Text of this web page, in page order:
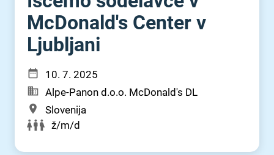
McDonald's Center v
Ljubljani
10. 7. 2025
Alpe-Panon d.o.o. McDonald's DL
Slovenija
ž/m/d